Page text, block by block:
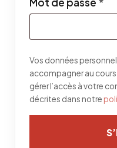
Vos données
accompagner au
gérer l’accès à votre
décrites dans notre